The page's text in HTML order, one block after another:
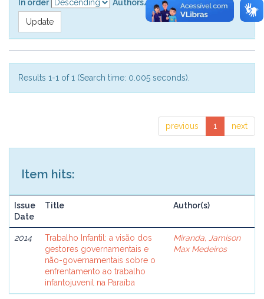
In order
Authors/record
Results 1-1 of 1 (Search time: 0.005 seconds).
previous 1 next
Item hits:
Issue
Date
Title Author(s)
2014
Trabalho Infantil: a visão dos
gestores governamentais e
não-governamentais sobre o
enfrentamento ao trabalho
infantojuvenil na Paraíba
Miranda, Jamison
Max Medeiros